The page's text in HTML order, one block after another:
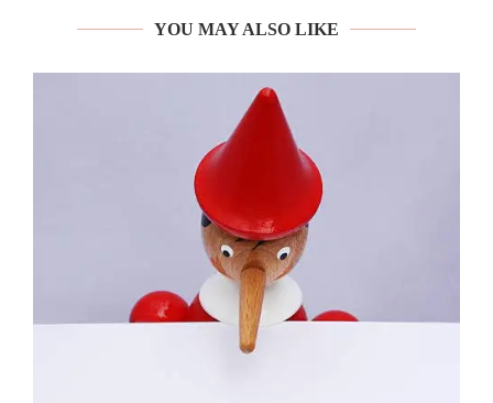
YOU MAY ALSO LIKE